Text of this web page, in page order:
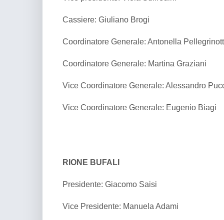
Cassiere: Giuliano Brogi
Coordinatore Generale: Antonella
Coordinatore Generale: Martina Graziani
Vice Coordinatore Generale: Alessandro
Vice Coordinatore Generale: Eugenio Biagi
RIONE BUFALI
Presidente: Giacomo Saisi
Vice Presidente: Manuela Adami